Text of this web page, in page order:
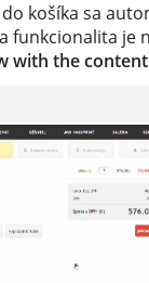
košíka sa
funkcionalita je
with the